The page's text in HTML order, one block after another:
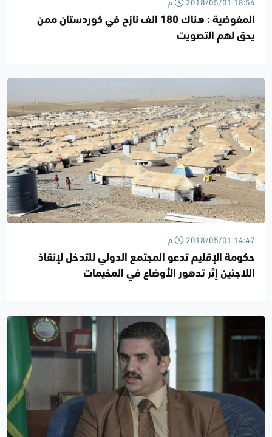
المفوضية : هناك 180 الف نازح في كوردستان ممن
يحق لهم التصويت
2018/05/01 14:47 م
حكومة الإقليم تدعو المجتمع الدولي للتدخل لإنقاذ
اللاجئين إثر تدهور الأوضاع في المخيمات